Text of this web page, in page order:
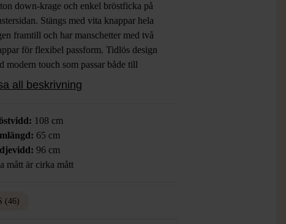
down-krage och enkel bröstficka på
Stängs med vita knappar hela
framtill och har manschetter med två
för flexibel passform. Tidlös design
modern touch som passar både till
och till mer uppklädda tillfällen.
all beskrivning
108 cm
65 cm
96 cm
mått är cirka mått
(46)